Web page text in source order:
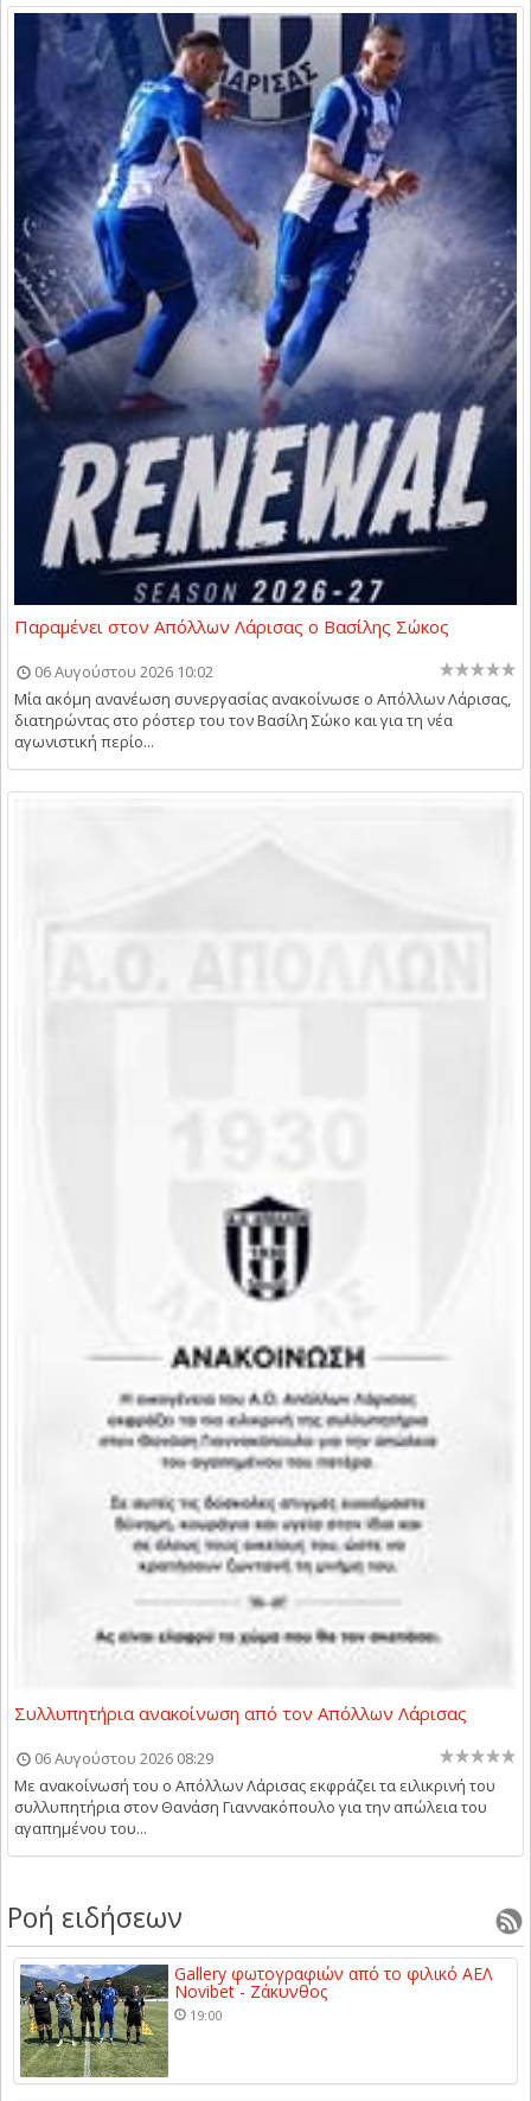
Παραμένει στον Απόλλων Λάρισας ο Βασίλης Σώκος
06 Αυγούστου 2026 10:02
Μία ακόμη ανανέωση συνεργασίας ανακοίνωσε ο Απόλλων Λάρισας,
διατηρώντας στο ρόστερ του τον Βασίλη Σώκο και για τη νέα
αγωνιστική περίο...
Συλλυπητήρια ανακοίνωση από τον Απόλλων Λάρισας
06 Αυγούστου 2026 08:29
Με ανακοίνωσή του ο Απόλλων Λάρισας εκφράζει τα ειλικρινή του
συλλυπητήρια στον Θανάση Γιαννακόπουλο για την απώλεια του
αγαπημένου του...
Ροή ειδήσεων
Gallery φωτογραφιών από το φιλικό ΑΕΛ
Novibet - Ζάκυνθος
19:00